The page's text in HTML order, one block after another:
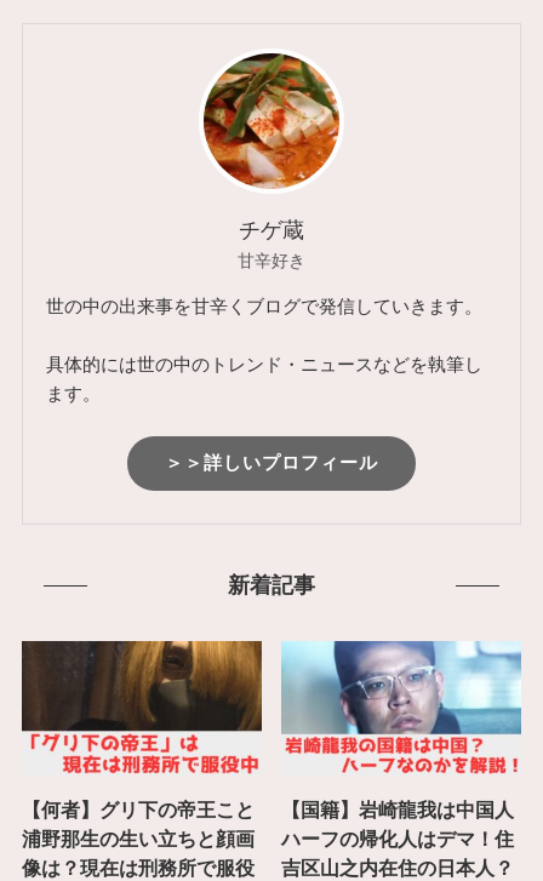
チゲ蔵
甘辛好き
世の中の出来事を甘辛くブログで発信していきます。
具体的には世の中のトレンド・ニュースなどを執筆し
ます。
＞＞詳しいプロフィール
新着記事
【何者】グリ下の帝王こと
浦野那生の生い立ちと顔画
像は？現在は刑務所で服役
【国籍】岩崎龍我は中国人
ハーフの帰化人はデマ！住
吉区山之内在住の日本人？